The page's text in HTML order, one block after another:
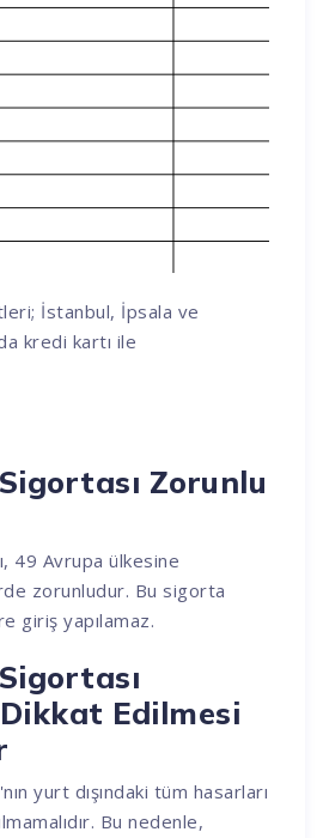
İstanbul, İpsala ve
kredi kartı ile
Zorunlu
49 Avrupa ülkesine
zorunludur. Bu sigorta
giriş yapılamaz.
Edilmesi
yurt dışındaki tüm hasarları
Bu nedenle,